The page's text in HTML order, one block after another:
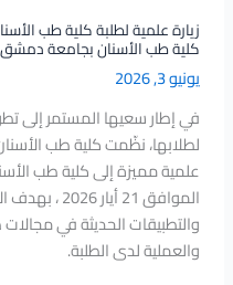
زيارة علمية لطلبة كلية طب
كلية طب الأسنان بجامعة دمشق
يونيو 3, 2026
في إطار سعيها المستمر إلى
لطلابها، نظّمت كلية طب
علمية مميزة إلى كلية طب
الموافق 21
والتطبيقات الحديثة في مجالات
والعملية لدى الطلبة.
كلية
طب
الأسنان
بجامعة
دمشق